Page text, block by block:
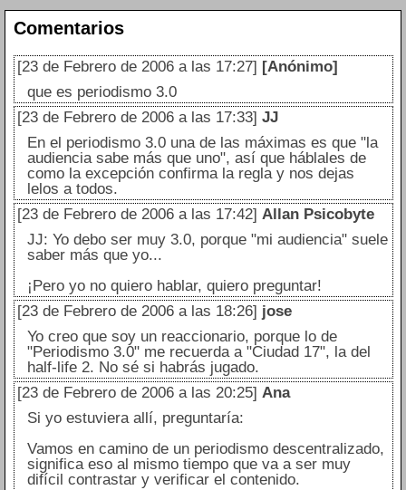
Comentarios
[23 de Febrero de 2006 a las 17:27] [Anónimo]
que es periodismo 3.0
[23 de Febrero de 2006 a las 17:33] JJ
En el periodismo 3.0 una de las máximas es que "la
audiencia sabe más que uno", así que háblales de
como la excepción confirma la regla y nos dejas
lelos a todos.
[23 de Febrero de 2006 a las 17:42] Allan Psicobyte
JJ: Yo debo ser muy 3.0, porque "mi audiencia" suele
saber más que yo...
¡Pero yo no quiero hablar, quiero preguntar!
[23 de Febrero de 2006 a las 18:26] jose
Yo creo que soy un reaccionario, porque lo de
"Periodismo 3.0" me recuerda a "Ciudad 17", la del
half-life 2. No sé si habrás jugado.
[23 de Febrero de 2006 a las 20:25] Ana
Si yo estuviera allí, preguntaría:
Vamos en camino de un periodismo descentralizado,
significa eso al mismo tiempo que va a ser muy
difícil contrastar y verificar el contenido.